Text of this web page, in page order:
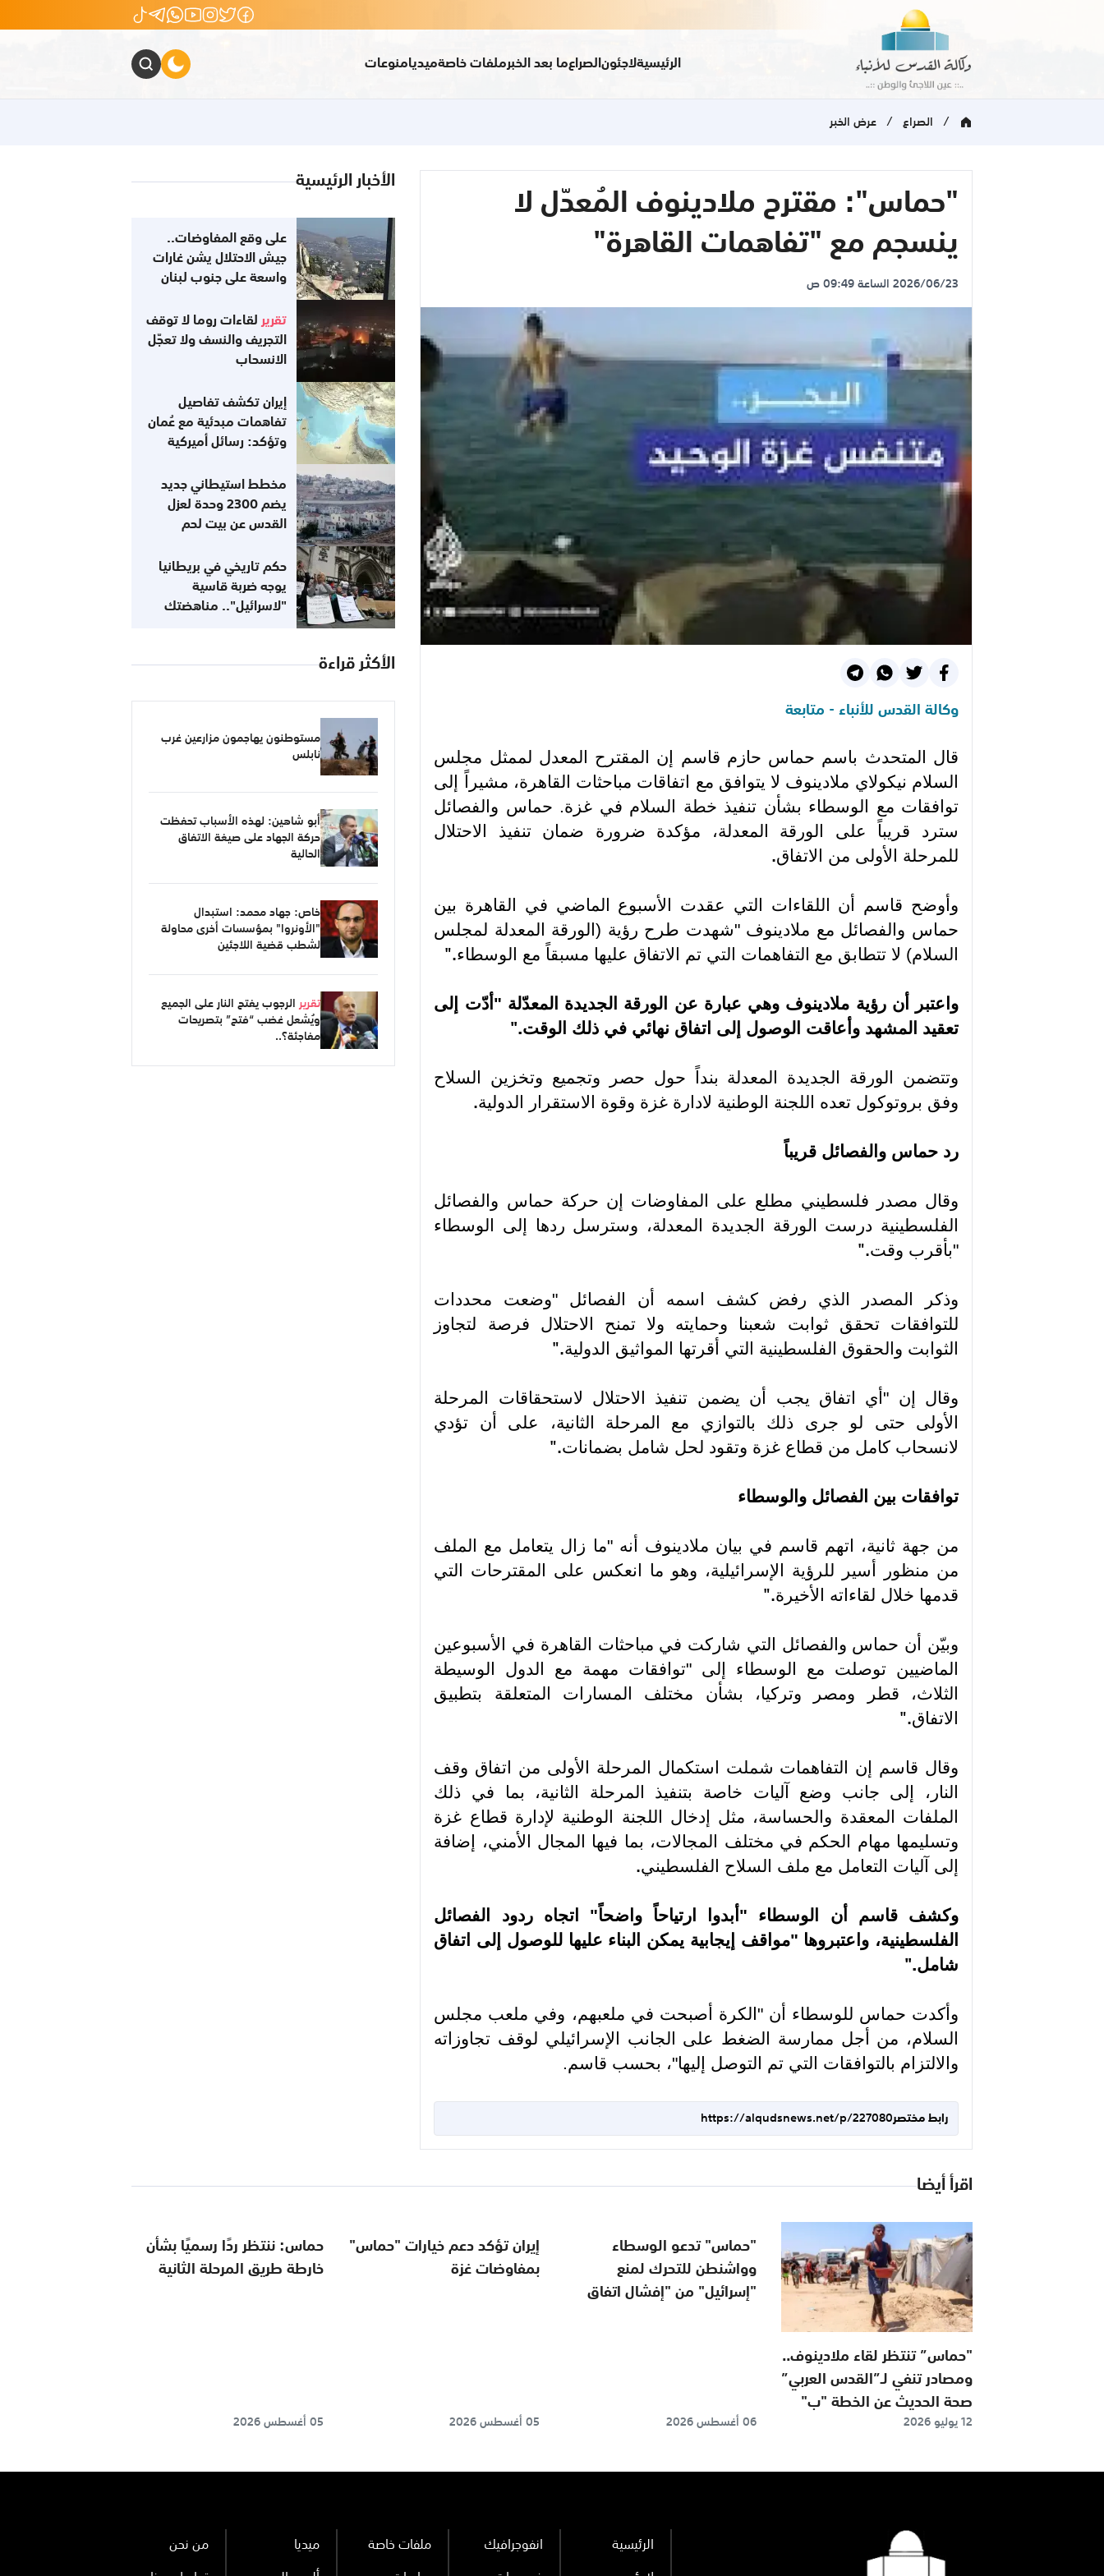
الرئيسيةلاجئون الصراعما بعد الخبرملفات خاصةميديامنوعات
/ الصراع / عرض الخبر
"حماس": مقترح ملادينوف المُعدّل لا
ينسجم مع "تفاهمات القاهرة"
2026/06/23 الساعة 09:49 ص
وكالة القدس للأنباء - متابعة
قال المتحدث باسم حماس حازم قاسم إن المقترح المعدل لممثل مجلس
السلام نيكولاي ملادينوف لا يتوافق مع اتفاقات مباحثات القاهرة، مشيراً إلى
توافقات مع الوسطاء بشأن تنفيذ خطة السلام في غزة. حماس والفصائل
سترد قريباً على الورقة المعدلة، مؤكدة ضرورة ضمان تنفيذ الاحتلال
للمرحلة الأولى من الاتفاق.
وأوضح قاسم أن اللقاءات التي عقدت الأسبوع الماضي في القاهرة بين
حماس والفصائل مع ملادينوف "شهدت طرح رؤية (الورقة المعدلة لمجلس
السلام) لا تتطابق مع التفاهمات التي تم الاتفاق عليها مسبقاً مع الوسطاء".
واعتبر أن رؤية ملادينوف وهي عبارة عن الورقة الجديدة المعدّلة "أدّت إلى
تعقيد المشهد وأعاقت الوصول إلى اتفاق نهائي في ذلك الوقت".
وتتضمن الورقة الجديدة المعدلة بنداً حول حصر وتجميع وتخزين السلاح
وفق بروتوكول تعده اللجنة الوطنية لادارة غزة وقوة الاستقرار الدولية.
رد حماس والفصائل قريباً
وقال مصدر فلسطيني مطلع على المفاوضات إن حركة حماس والفصائل
الفلسطينية درست الورقة الجديدة المعدلة، وسترسل ردها إلى الوسطاء
"بأقرب وقت".
وذكر المصدر الذي رفض كشف اسمه أن الفصائل "وضعت محددات
للتوافقات تحقق ثوابت شعبنا وحمايته ولا تمنح الاحتلال فرصة لتجاوز
الثوابت والحقوق الفلسطينية التي أقرتها المواثيق الدولية".
وقال إن "أي اتفاق يجب أن يضمن تنفيذ الاحتلال لاستحقاقات المرحلة
الأولى حتى لو جرى ذلك بالتوازي مع المرحلة الثانية، على أن تؤدي
لانسحاب كامل من قطاع غزة وتقود لحل شامل بضمانات".
توافقات بين الفصائل والوسطاء
من جهة ثانية، اتهم قاسم في بيان ملادينوف أنه "ما زال يتعامل مع الملف
من منظور أسير للرؤية الإسرائيلية، وهو ما انعكس على المقترحات التي
قدمها خلال لقاءاته الأخيرة".
وبيّن أن حماس والفصائل التي شاركت في مباحثات القاهرة في الأسبوعين
الماضيين توصلت مع الوسطاء إلى "توافقات مهمة مع الدول الوسيطة
الثلاث، قطر ومصر وتركيا، بشأن مختلف المسارات المتعلقة بتطبيق
الاتفاق".
وقال قاسم إن التفاهمات شملت استكمال المرحلة الأولى من اتفاق وقف
النار، إلى جانب وضع آليات خاصة بتنفيذ المرحلة الثانية، بما في ذلك
الملفات المعقدة والحساسة، مثل إدخال اللجنة الوطنية لإدارة قطاع غزة
وتسليمها مهام الحكم في مختلف المجالات، بما فيها المجال الأمني، إضافة
إلى آليات التعامل مع ملف السلاح الفلسطيني.
وكشف قاسم أن الوسطاء "أبدوا ارتياحاً واضحاً" اتجاه ردود الفصائل
الفلسطينية، واعتبروها "مواقف إيجابية يمكن البناء عليها للوصول إلى اتفاق
شامل".
وأكدت حماس للوسطاء أن "الكرة أصبحت في ملعبهم، وفي ملعب مجلس
السلام، من أجل ممارسة الضغط على الجانب الإسرائيلي لوقف تجاوزاته
والالتزام بالتوافقات التي تم التوصل إليها"، بحسب قاسم.
رابط مختصرhttps://alqudsnews.net/p/227080
الأخبار الرئيسية
على وقع المفاوضات..
جيش الاحتلال يشن غارات
واسعة على جنوب لبنان
تقرير لقاءات روما لا توقف
التجريف والنسف ولا تعجّل
الانسحاب
إيران تكشف تفاصيل
تفاهمات مبدئية مع عُمان
وتؤكد: رسائل أميركية
إلى التزاماتها
مخطط استيطاني جديد
يضم 2300 وحدة لعزل
القدس عن بيت لحم
حكم تاريخي في بريطانيا
يوجه ضربة قاسية
"لاسرائيل".. مناهضتك
الأكثر قراءة
مستوطنون يهاجمون مزارعين غرب
نابلس
أبو شاهين: لهذه الأسباب تحفظت
حركة الجهاد على صيغة الاتفاق
الحالية
خاص: جهاد محمد: استبدال
"الأونروا" بمؤسسات أخرى محاولة
لشطب قضية اللاجئين
تقرير الرجوب يفتح النار على الجميع
ويُشعل غضب “فتح” بتصريحات
مفاجئة؟..
اقرأ أيضا
"حماس” تنتظر لقاء ملادينوف..
ومصادر تنفي لـ”القدس العربي”
صحة الحديث عن الخطة "ب"
12 يوليو 2026
"حماس" تدعو الوسطاء
وواشنطن للتحرك لمنع
"إسرائيل" من "إفشال اتفاق
06 أغسطس 2026
إيران تؤكد دعم خيارات "حماس"
بمفاوضات غزة
05 أغسطس 2026
حماس: ننتظر ردًا رسميًا بشأن
خارطة طريق المرحلة الثانية
05 أغسطس 2026
الرئيسية انفوجرافيك ملفات خاصة ميديا من نحن